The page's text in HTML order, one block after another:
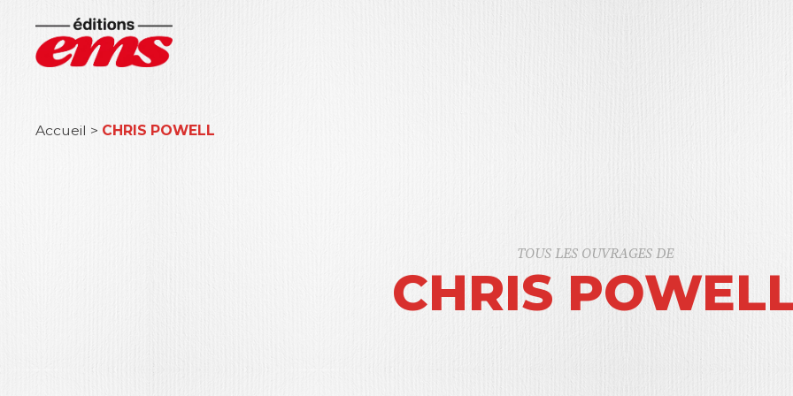
Accueil > CHRIS POWELL
TOUS LES OUVRAGES DE
CHRIS